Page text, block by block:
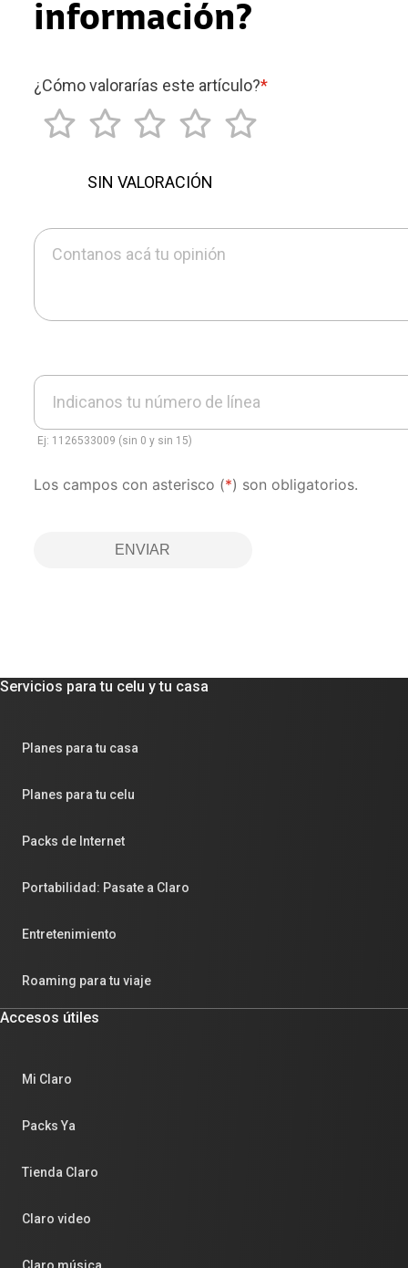
información?
¿Cómo valorarías este artículo?*
SIN VALORACIÓN
Contanos acá tu opinión
Indicanos tu número de línea
Ej: 1126533009 (sin 0 y sin 15)
Los campos con asterisco (*) son obligatorios.
ENVIAR
Servicios para tu celu y tu casa
Planes para tu casa
Planes para tu celu
Packs de Internet
Portabilidad: Pasate a Claro
Entretenimiento
Roaming para tu viaje
Accesos útiles
Mi Claro
Packs Ya
Tienda Claro
Claro video